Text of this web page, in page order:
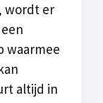
wordt er
waarmee
altijd in